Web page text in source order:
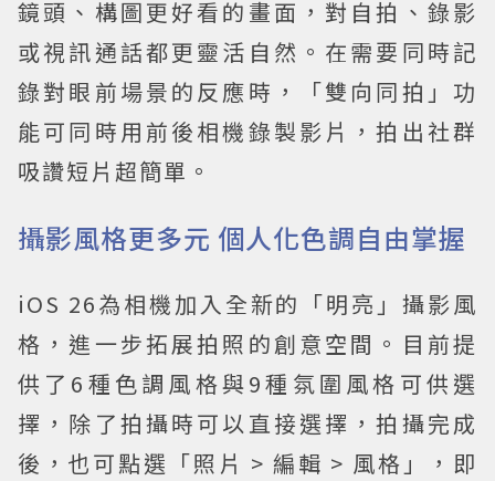
鏡頭、構圖更好看的畫面，對自拍、錄影
或視訊通話都更靈活自然。在需要同時記
錄對眼前場景的反應時，「雙向同拍」功
能可同時用前後相機錄製影片，拍出社群
吸讚短片超簡單。
攝影風格更多元 個人化色調自由掌握
iOS 26為相機加入全新的「明亮」攝影風
格，進一步拓展拍照的創意空間。目前提
供了6種色調風格與9種氛圍風格可供選
擇，除了拍攝時可以直接選擇，拍攝完成
後，也可點選「照片 > 編輯 > 風格」，即